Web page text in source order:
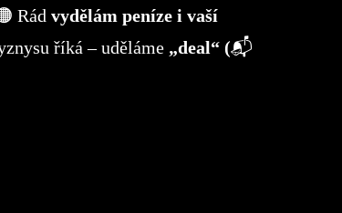
Rádvydělám peníze i vaší
říká – uděláme „deal“ (📬